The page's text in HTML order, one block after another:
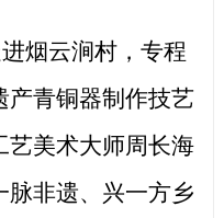
烟云涧村，专程
产青铜器制作技艺
艺美术大师周长海
脉非遗、兴一方乡